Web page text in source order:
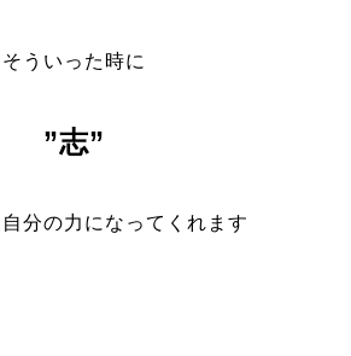
そういった時に
”志”
分の力になってくれます